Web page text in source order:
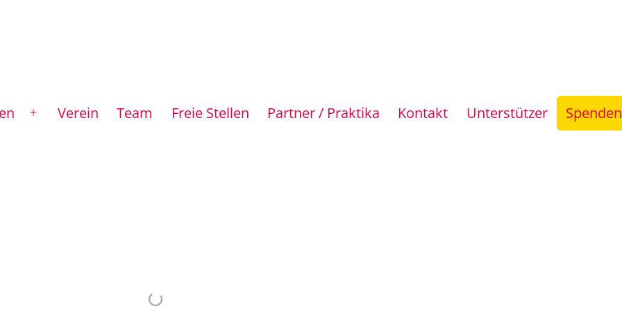
MenüVerein Team Freie Stellen Partner / Praktika Kontakt Unterstützer Spenden